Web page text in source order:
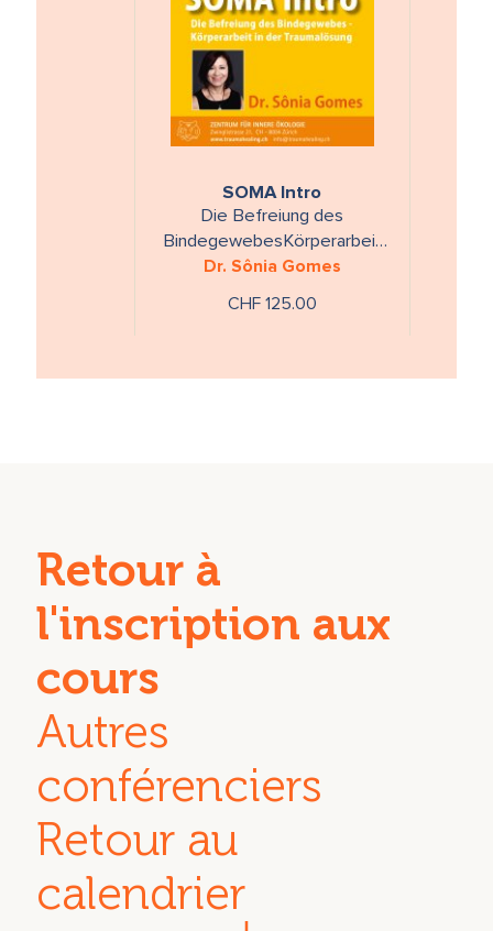
SOMA Intro
Die Befreiung des
BindegewebesKörperarbeit
in der Traumalösung
Dr. Sônia Gomes
CHF 125.00
Retour à
l'inscription aux
cours
Autres
conférenciers
Retour au
calendrier